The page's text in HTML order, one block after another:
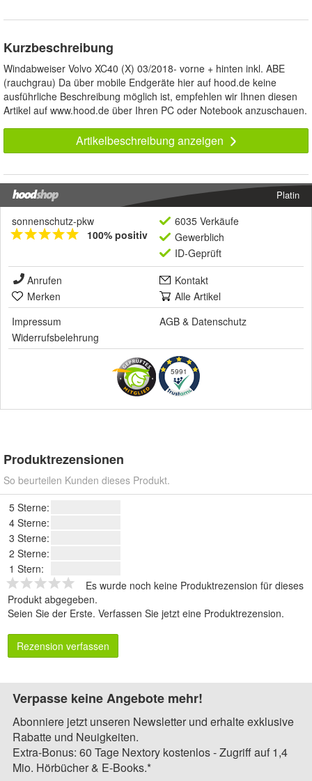
Kurzbeschreibung
Windabweiser Volvo XC40 (X) 03/2018- vorne + hinten inkl. ABE
(rauchgrau) Da über mobile Endgeräte hier auf hood.de keine
ausführliche Beschreibung möglich ist, empfehlen wir Ihnen diesen
Artikel auf www.hood.de über Ihren PC oder Notebook anzuschauen.
Artikelbeschreibung anzeigen
Platin
sonnenschutz-pkw
100% positiv
6035 Verkäufe
Gewerblich
ID-Geprüft
Anrufen
Kontakt
Merken
Alle Artikel
Impressum
AGB & Datenschutz
Widerrufsbelehrung
5991
Produktrezensionen
So beurteilen Kunden dieses Produkt.
5 Sterne:
4 Sterne:
3 Sterne:
2 Sterne:
1 Stern:
Es wurde noch keine Produktrezension für dieses
Produkt abgegeben.
Seien Sie der Erste. Verfassen Sie jetzt eine Produktrezension.
Rezension verfassen
Verpasse keine Angebote mehr!
Abonniere jetzt unseren Newsletter und erhalte exklusive
Rabatte und Neuigkeiten.
Extra-Bonus: 60 Tage Nextory kostenlos - Zugriff auf 1,4
Mio. Hörbücher & E-Books.*